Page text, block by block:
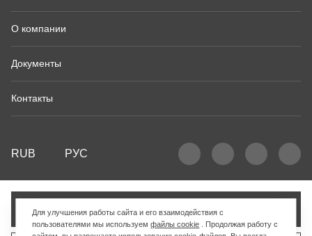
Добавить в корзину
О компании
Документы
Контакты
RUB РУС
Для улучшения работы сайта и его взаимодействия с
пользователями мы используемфайлы cookie . Продолжая работу с